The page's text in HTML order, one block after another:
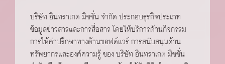
บริษัท อินทราเกต มิชชั่น จำกัด ประกอบธุรกิจประเภท
ข้อมูลข่าวสารและการสื่อสาร โดยให้บริการด้านกิจกรรม
การให้คำปรึกษาทางด้านซอฟต์แวร์ การสนับสนุนด้าน
ทรัพยากรและองค์ความรู้ ของ บริษัท อินทราเกต มิชชั่น